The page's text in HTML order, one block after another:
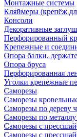
Монтажные системы
Кляймеры (крепёж
Консоли
Декоративные
Перфорированный
Крепежные и
Опора балки,
Опора бруса
Перфорированная
Уголки крепежные
Саморезы
Саморезы
Саморезы по дереву
Саморезы по
Саморезы с
Саморезы с